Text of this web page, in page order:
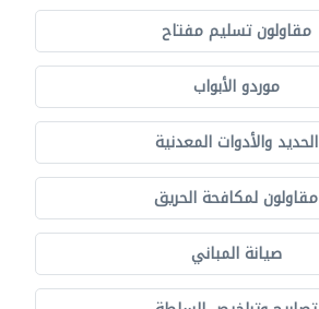
مقاولون تسليم مفتاح
موردو الأبواب
الحديد والأدوات المعدنية
مقاولون لمكافحة الحريق
صيانة المباني